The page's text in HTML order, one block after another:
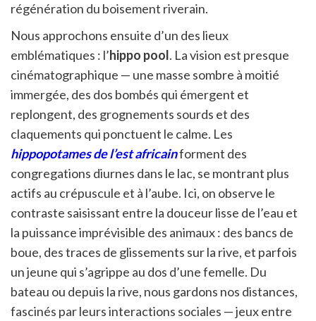
régénération du boisement riverain.
Nous approchons ensuite d’un des lieux
emblématiques : l’hippo pool. La vision est presque
cinématographique — une masse sombre à moitié
immergée, des dos bombés qui émergent et
replongent, des grognements sourds et des
claquements qui ponctuent le calme. Les
hippopotames de l’est africainforment des
congregations diurnes dans le lac, se montrant plus
actifs au crépuscule et à l’aube. Ici, on observe le
contraste saisissant entre la douceur lisse de l’eau et
la puissance imprévisible des animaux : des bancs de
boue, des traces de glissements sur la rive, et parfois
un jeune qui s’agrippe au dos d’une femelle. Du
bateau ou depuis la rive, nous gardons nos distances,
fascinés par leurs interactions sociales — jeux entre